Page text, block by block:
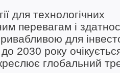
для технологічних
перевагам і
для
2030 року
глобальний